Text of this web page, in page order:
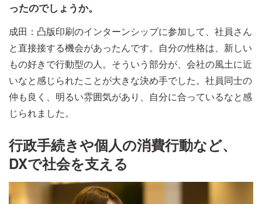
ったのでしょうか。
成田：凸版印刷のインターンシップに参加して、社員さん
と直接接する機会があったんです。自分の性格は、新しい
もの好きで行動型の人。そういう部分が、会社の風土に近
いなと感じられたことが大きな決め手でした。社員同士の
仲も良く、明るい雰囲気があり、自分に合っているなと感
じられました。
行政手続きや個人の消費行動など、
DXで社会を支える